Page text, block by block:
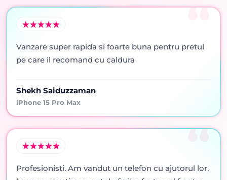
Vanzare super rapida si foarte buna pentru pretul
pe care il recomand cu caldura
Shekh Saiduzzaman
iPhone 15 Pro Max
Profesionisti. Am vandut un telefon cu ajutorul lor,